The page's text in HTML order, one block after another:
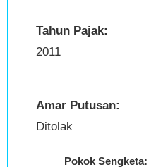
Tahun Pajak:
2011
Amar Putusan:
Ditolak
Pokok Sengketa: